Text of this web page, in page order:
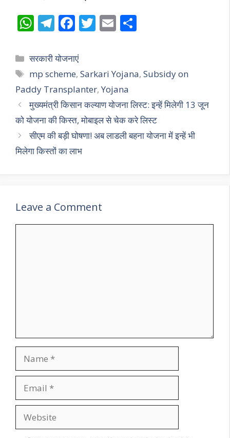
W
at
s
A
p
p
T
e
gr
a
m
F
e
b
o
o
k
T
er
E
l e
Categories
सरकारी योजनाएं
Tags
mp scheme,Sarkari Yojana,Subsidy on
Paddy Transplanter, Yojana
मुख्यमंत्री किसान कल्याण योजना लिस्ट: इन्हें मिलेगी 13 जून
को योजना की किस्त, मोबाइल से चेक करे लिस्ट
सीएम की बड़ी घोषणा! अब लाडली बहना योजना में इन्हें भी
मिलेगा किस्तों का लाभ
Leave a Comment